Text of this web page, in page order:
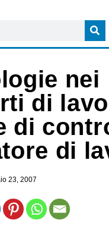
nei
di
di
di
23, 2007